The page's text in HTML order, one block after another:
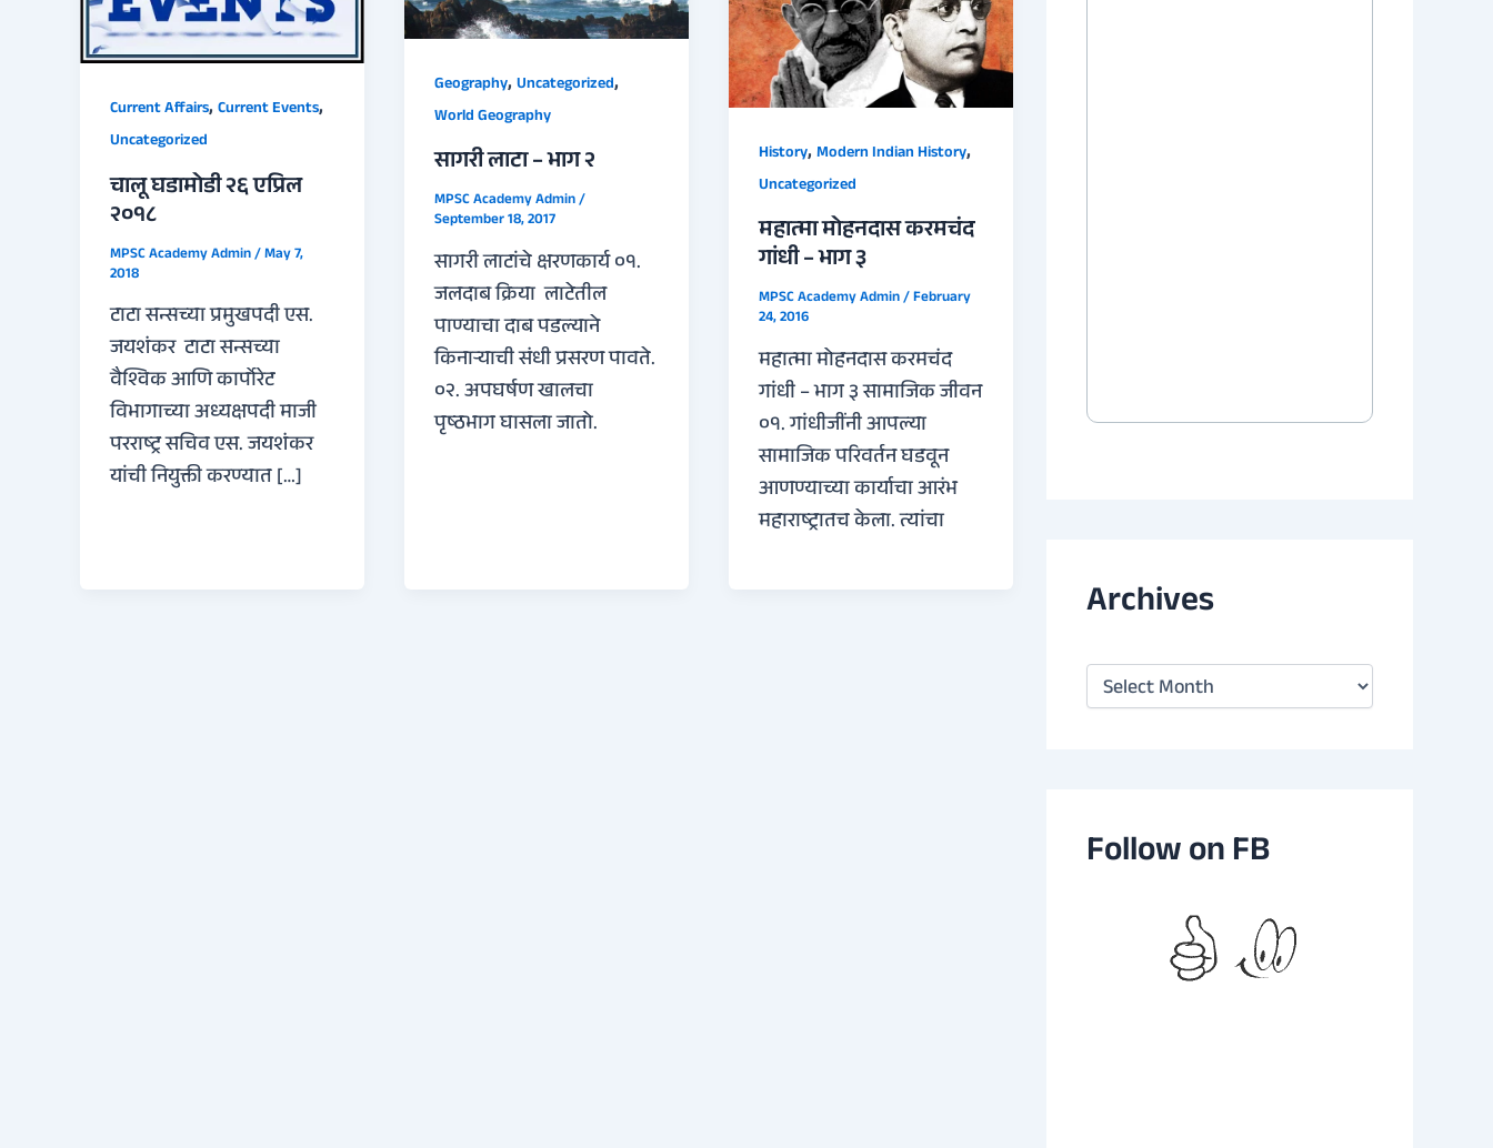
Current Affairs, Current Events,
Uncategorized
चालू घडामोडी २६ एप्रिल
२०१८
MPSC Academy Admin/May 7,
2018
टाटा सन्सच्या प्रमुखपदी एस.
जयशंकर टाटा सन्सच्या
वैश्विक आणि कार्पोरेट
विभागाच्या अध्यक्षपदी माजी
परराष्ट्र सचिव एस. जयशंकर
यांची नियुक्ती करण्यात […]
Geography, Uncategorized,
World Geography
सागरी लाटा – भाग २
MPSC Academy Admin/
September 18, 2017
सागरी लाटांचे क्षरणकार्य ०१.
जलदाब क्रिया लाटेतील
पाण्याचा दाब पडल्याने
किनाऱ्याची संधी प्रसरण पावते.
०२. अपघर्षण खालचा
पृष्ठभाग घासला जातो.
History, Modern Indian History,
Uncategorized
महात्मा मोहनदास करमचंद
गांधी – भाग ३
MPSC Academy Admin/February
24, 2016
महात्मा मोहनदास करमचंद
गांधी – भाग ३ सामाजिक जीवन
०१. गांधीजींनी आपल्या
सामाजिक परिवर्तन घडवून
आणण्याच्या कार्याचा आरंभ
महाराष्ट्रातच केला. त्यांचा
Archives
A
Follow on FB